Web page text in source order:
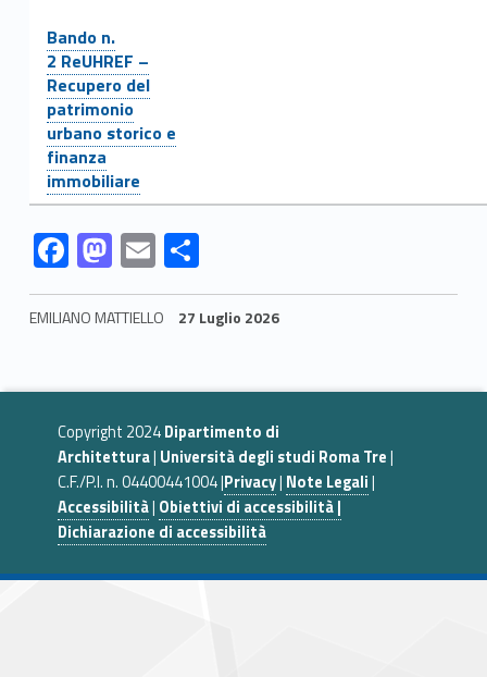
Link identifier #identifier__59363-34
Bando n.
2 ReUHREF –
Recupero del
patrimonio
urbano storico e
finanza
immobiliare
Link identifier #identifier__97101-39 F
ac
e
o
o
k
Link identifier #identifier__177580-40 M
as
to
o
n
Link identifier #identifier__185273-41 E
m
ai
Link identifier #identifier__42633-42 C
o
n
vi
di
EMILIANO MATTIELLO 27 Luglio 2026
Copyright 2024Dipartimento di
Architettura| Università degli studi Roma Tre|
C.F./P.I. n. 04400441004 |Privacy| Note Legali|
Accessibilità| Obiettivi di accessibilità |
Dichiarazione di accessibilità